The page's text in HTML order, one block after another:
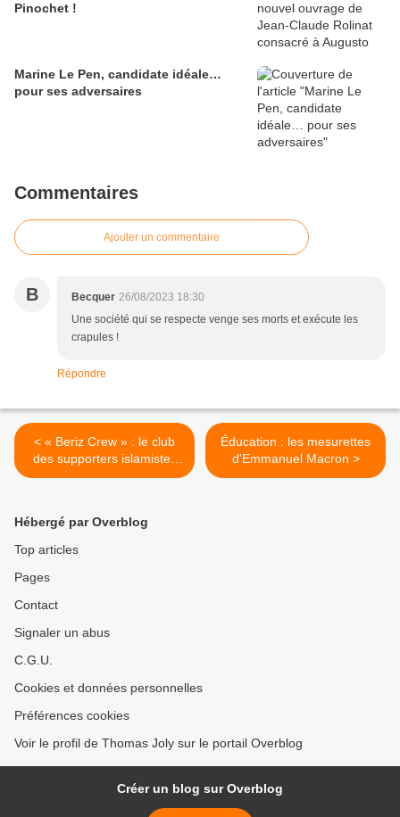
Pinochet !
Marine Le Pen, candidate idéale…
pour ses adversaires
Commentaires
Ajouter un commentaire
B Becquer 26/08/2023 18:30
Une société qui se respecte venge ses morts et exécute les
crapules !
Répondre
< « Beriz Crew » : le club
des supporters islamistes
du PSG
Éducation : les mesurettes
d'Emmanuel Macron >
Hébergé par Overblog
Top articles
Pages
Contact
Signaler un abus
C.G.U.
Cookies et données personnelles
Préférences cookies
Voir le profil de Thomas Joly sur le portail Overblog
Créer un blog sur Overblog